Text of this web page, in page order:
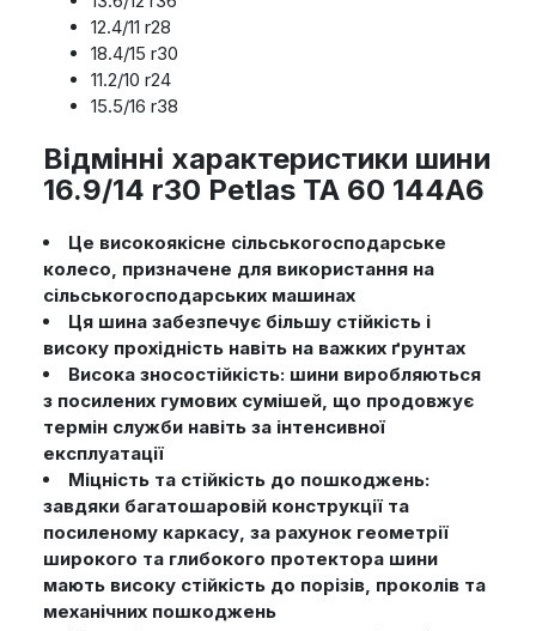
12.4/11 r28
18.4/15 r30
11.2/10 r24
15.5/16 r38
Відмінні характеристики шини
16.9/14 r30 Petlas TA 60 144A6
Це високоякісне сільськогосподарське
колесо, призначене для використання на
сільськогосподарських машинах
Ця шина забезпечує більшу стійкість і
високу прохідність навіть на важких ґрунтах
Висока зносостійкість: шини виробляються
з посилених гумових сумішей, що продовжує
термін служби навіть за інтенсивної
експлуатації
Міцність та стійкість до пошкоджень:
завдяки багатошаровій конструкції та
посиленому каркасу, за рахунок геометрії
широкого та глибокого протектора шини
мають високу стійкість до порізів, проколів та
механічних пошкоджень